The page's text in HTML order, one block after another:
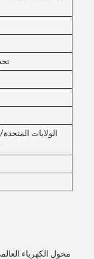
الولايات
محول الكهرباء